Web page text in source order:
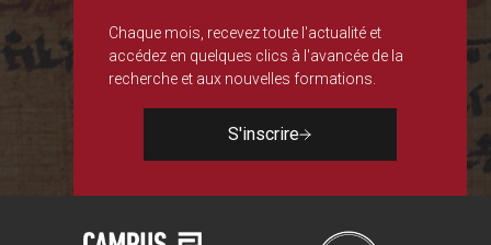
Chaque mois, recevez toute l'actualité et
accédez en quelques clics à l'avancée de la
recherche et aux nouvelles formations.
S'inscrire